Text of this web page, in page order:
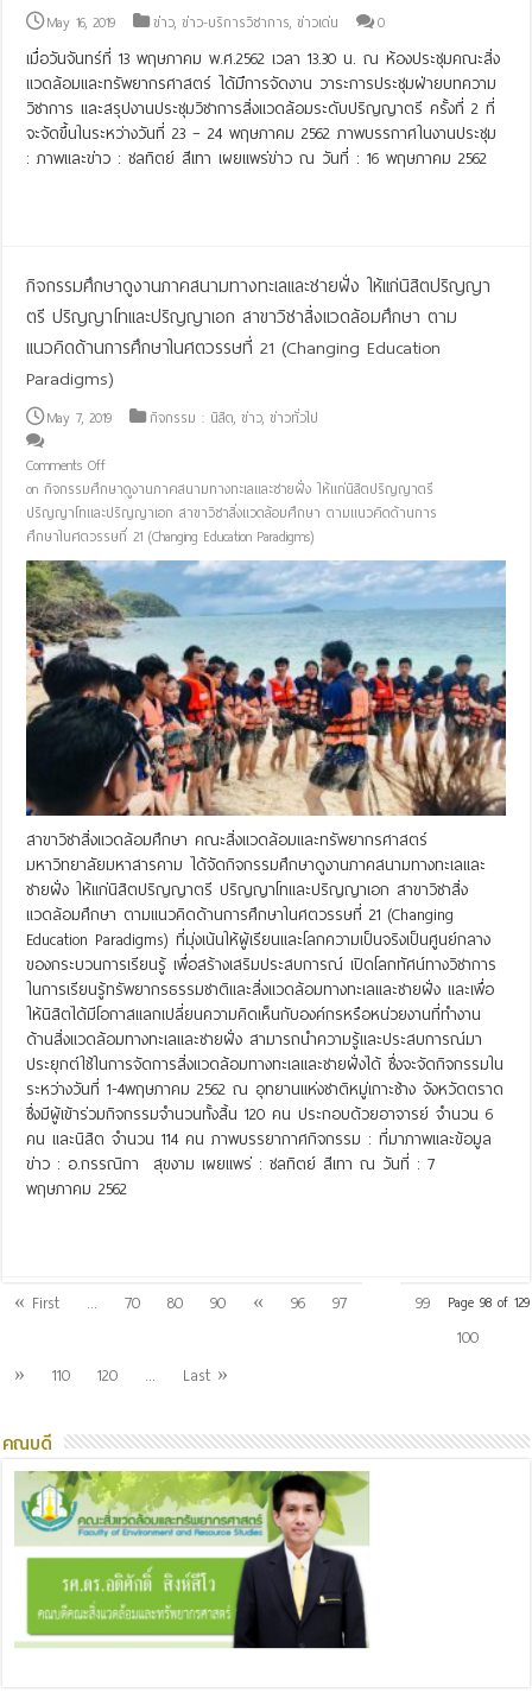
May 16, 2019 ข่าว,ข่าว-บริการวิชาการ,ข่าวเด่น 0
เมื่อวันจันทร์ที่ 13 พฤษภาคม พ.ศ.2562 เวลา 13.30 น. ณ ห้องประชุมคณะสิ่ง
แวดล้อมและทรัพยากรศาสตร์ ได้ม่ีการจัดงาน วาระการประชุมฝ่ายบทความ
วิชาการ และสรุปงานประชุมวิชาการสิ่งแวดล้อมระดับปริญญาตรี ครั้งที่ 2 ที่
จะจัดขึ้นในระหว่างวันที่ 23 – 24 พฤษภาคม 2562 ภาพบรรกาศในงานประชุม
: ภาพและข่าว : ชลทิตย์ สีเทา เผยแพร่ข่าว ณ วันที่ : 16 พฤษภาคม 2562
กิจกรรมศึกษาดูงานภาคสนามทางทะเลและชายฝั่ง ให้แก่นิสิตปริญญา
ตรี ปริญญาโทและปริญญาเอก สาขาวิชาสิ่งแวดล้อมศึกษา ตาม
แนวคิดด้านการศึกษาในศตวรรษที่ 21 (Changing Education
Paradigms)
May 7, 2019 กิจกรรม : นิสิต,ข่าว,ข่าวทั่วไป
Comments Off
on กิจกรรมศึกษาดูงานภาคสนามทางทะเลและชายฝั่ง ให้แก่นิสิตปริญญาตรี
ปริญญาโทและปริญญาเอก สาขาวิชาสิ่งแวดล้อมศึกษา ตามแนวคิดด้านการ
ศึกษาในศตวรรษที่ 21 (Changing Education Paradigms)
สาขาวิชาสิ่งแวดล้อมศึกษา คณะสิ่งแวดล้อมและทรัพยากรศาสตร์
มหาวิทยาลัยมหาสารคาม ได้จัดกิจกรรมศึกษาดูงานภาคสนามทางทะเลและ
ชายฝั่ง ให้แก่นิสิตปริญญาตรี ปริญญาโทและปริญญาเอก สาขาวิชาสิ่ง
แวดล้อมศึกษา ตามแนวคิดด้านการศึกษาในศตวรรษที่ 21 (Changing
Education Paradigms) ที่มุ่งเน้นให้ผู้เรียนและโลกความเป็นจริงเป็นศูนย์กลาง
ของกระบวนการเรียนรู้ เพื่อสร้างเสริมประสบการณ์ เปิดโลกทัศน์ทางวิชาการ
ในการเรียนรู้ทรัพยากรธรรมชาติและสิ่งแวดล้อมทางทะเลและชายฝั่ง และเพื่อ
ให้นิสิตได้มีโอกาสแลกเปลี่ยนความคิดเห็นกับองค์กรหรือหน่วยงานที่ทำงาน
ด้านสิ่งแวดล้อมทางทะเลและชายฝั่ง สามารถนำความรู้และประสบการณ์มา
ประยุกต์ใช้ในการจัดการสิ่งแวดล้อมทางทะเลและชายฝั่งได้ ซึ่งจะจัดกิจกรรมใน
ระหว่างวันที่ 1-4พฤษภาคม 2562 ณ อุทยานแห่งชาติหมู่เกาะช้าง จังหวัดตราด
ซึ่งมีผู้เข้าร่วมกิจกรรมจำนวนทั้งสิ้น 120 คน ประกอบด้วยอาจารย์ จำนวน 6
คน และนิสิต จำนวน 114 คน ภาพบรรยากาศกิจกรรม : ที่มาภาพและข้อมูล
ข่าว : อ.กรรณิกา สุขงาม เผยแพร่ : ชลทิตย์ สีเทา ณ วันที่ : 7
พฤษภาคม 2562
Page 98 of 129
« First ... 70 80 90 « 96 97
99
100
»
110 120 ... Last »
คณบดี